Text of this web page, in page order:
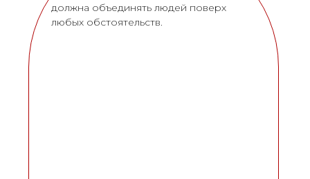
должна объединять людей поверх
любых обстоятельств.